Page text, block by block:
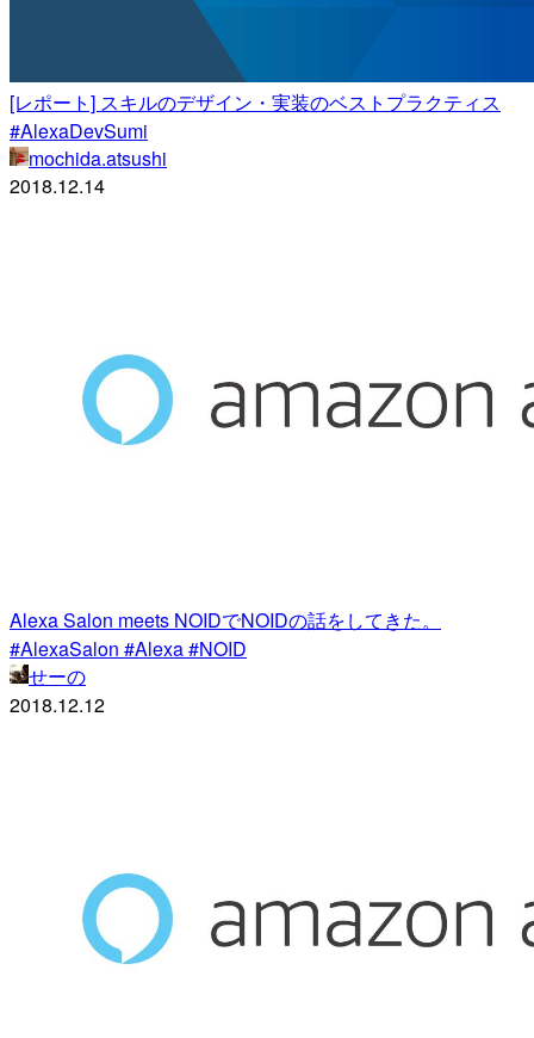
[レポート] スキルのデザイン・実装のベストプラクティス
#AlexaDevSumi
mochida.atsushi
2018.12.14
Alexa Salon meets NOIDでNOIDの話をしてきた。
#AlexaSalon #Alexa #NOID
せーの
2018.12.12